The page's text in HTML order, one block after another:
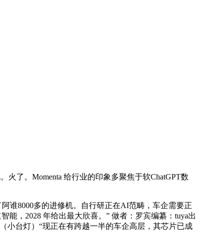
了。Momenta 给行业的印象多聚焦于软ChatGPT数
谁8000多的进修机。自行研正在AI范畴，车企需要正
，2028 年给出最大欣喜。” 做者：罗宾编纂：tuya出
小台灯）“现正在有跨越一半的车企高层，其芯片已成